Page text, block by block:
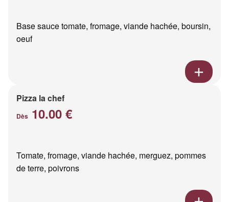
Base sauce tomate, fromage, viande hachée, boursin,
oeuf
Pizza la chef
Dès 10.00 €
Tomate, fromage, viande hachée, merguez, pommes
de terre, poivrons